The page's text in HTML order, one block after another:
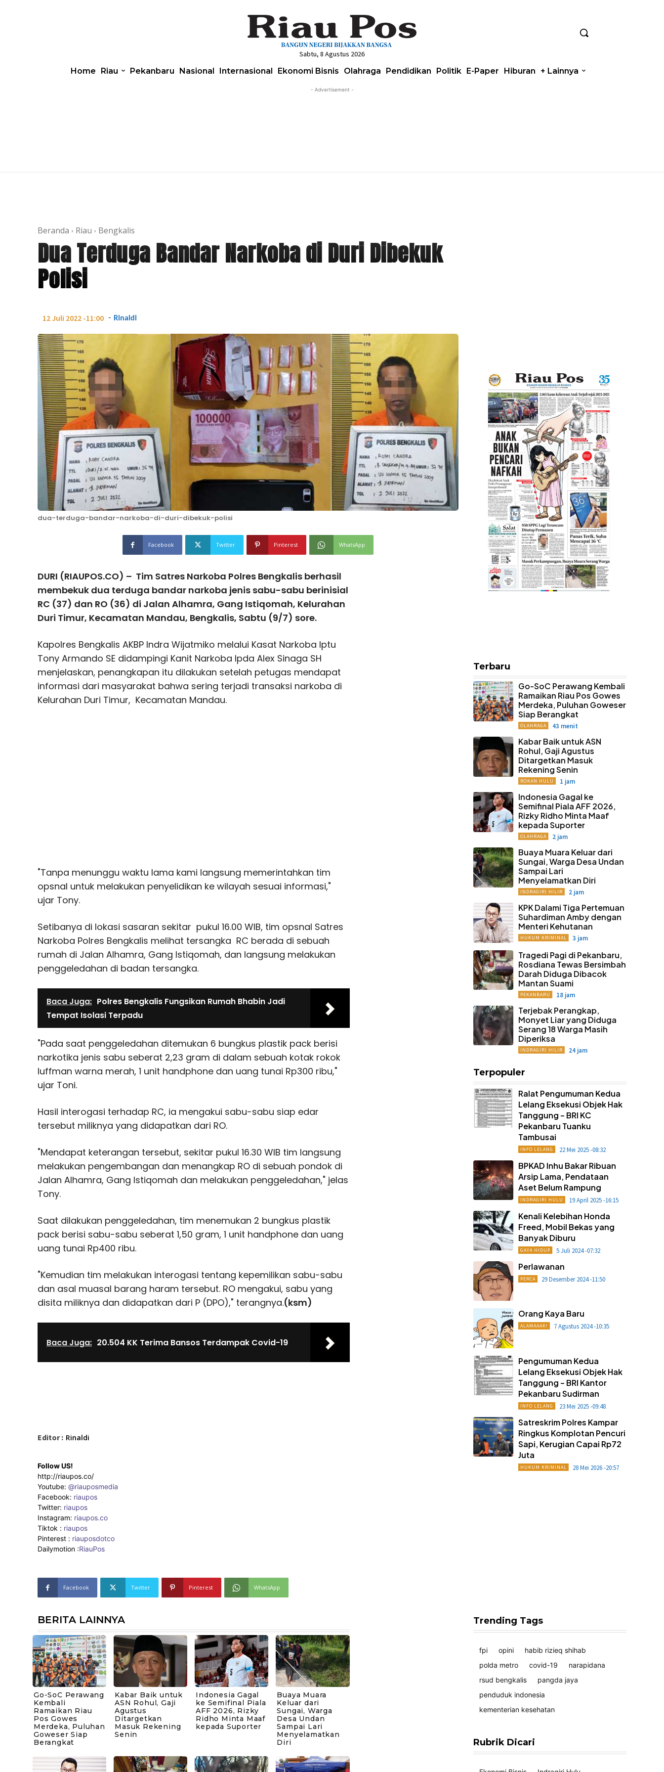
Sabtu, 8 Agustus 2026
Home Riau Pekanbaru Nasional Internasional Ekonomi Bisnis Olahraga Pendidikan Politik E-Paper Hiburan + Lainnya
- Advertisement -
Beranda Riau Bengkalis
Dua Terduga Bandar Narkoba di Duri Dibekuk
Polisi
12 Juli 2022 -11:00 - Rinaldi
dua-terduga-bandar-narkoba-di-duri-dibekuk-polisi
Facebook Twitter Pinterest WhatsApp
DURI (RIAUPOS.CO) – Tim Satres Narkoba Polres Bengkalis berhasil
membekuk dua terduga bandar narkoba jenis sabu-sabu berinisial
RC (37) dan RO (36) di Jalan Alhamra, Gang Istiqomah, Kelurahan
Duri Timur, Kecamatan Mandau, Bengkalis, Sabtu (9/7) sore.
Kapolres Bengkalis AKBP Indra Wijatmiko melalui Kasat Narkoba Iptu
Tony Armando SE didampingi Kanit Narkoba Ipda Alex Sinaga SH
menjelaskan, penangkapan itu dilakukan setelah petugas mendapat
informasi dari masyarakat bahwa sering terjadi transaksi narkoba di
Kelurahan Duri Timur, Kecamatan Mandau.
"Tanpa menunggu waktu lama kami langsung memerintahkan tim
opsnal untuk melakukan penyelidikan ke wilayah sesuai informasi,"
ujar Tony.
Setibanya di lokasi sasaran sekitar pukul 16.00 WIB, tim opsnal Satres
Narkoba Polres Bengkalis melihat tersangka RC berada di sebuah
rumah di Jalan Alhamra, Gang Istiqomah, dan langsung melakukan
penggeledahan di badan tersangka.
Baca Juga: Polres Bengkalis Fungsikan Rumah Bhabin Jadi
Tempat Isolasi Terpadu
"Pada saat penggeledahan ditemukan 6 bungkus plastik pack berisi
narkotika jenis sabu seberat 2,23 gram di dalam sebuah kotak rokok
luffman warna merah, 1 unit handphone dan uang tunai Rp300 ribu,"
ujar Toni.
Hasil interogasi terhadap RC, ia mengakui sabu-sabu siap edar
tersebut miliknya yang didapatkan dari RO.
"Mendapat keterangan tersebut, sekitar pukul 16.30 WIB tim langsung
melakukan pengembangan dan menangkap RO di sebuah pondok di
Jalan Alhamra, Gang Istiqomah dan melakukan penggeledahan," jelas
Tony.
Saat dilakukan penggeledahan, tim menemukan 2 bungkus plastik
pack berisi sabu-sabu seberat 1,50 gram, 1 unit handphone dan uang
uang tunai Rp400 ribu.
"Kemudian tim melakukan interogasi tentang kepemilikan sabu-sabu
dan asal muasal barang haram tersebut. RO mengakui, sabu yang
disita miliknya dan didapatkan dari P (DPO)," terangnya.(ksm)
Baca Juga: 20.504 KK Terima Bansos Terdampak Covid-19
Editor : Rinaldi
Follow US!
http://riaupos.co/
Youtube: @riauposmedia
Facebook: riaupos
Twitter: riaupos
Instagram: riaupos.co
Tiktok : riaupos
Pinterest : riauposdotco
Dailymotion :RiauPos
Facebook Twitter Pinterest WhatsApp
BERITA LAINNYA
Go-SoC Perawang
Kembali
Ramaikan Riau
Pos Gowes
Merdeka, Puluhan
Goweser Siap
Berangkat
Kabar Baik untuk
ASN Rohul, Gaji
Agustus
Ditargetkan
Masuk Rekening
Senin
Indonesia Gagal
ke Semifinal Piala
AFF 2026, Rizky
Ridho Minta Maaf
kepada Suporter
Buaya Muara
Keluar dari
Sungai, Warga
Desa Undan
Sampai Lari
Menyelamatkan
Diri
Terbaru
Go-SoC Perawang Kembali
Ramaikan Riau Pos Gowes
Merdeka, Puluhan Goweser
Siap Berangkat
OLAHRAGA 43 menit
Kabar Baik untuk ASN
Rohul, Gaji Agustus
Ditargetkan Masuk
Rekening Senin
ROKAN HULU 1 jam
Indonesia Gagal ke
Semifinal Piala AFF 2026,
Rizky Ridho Minta Maaf
kepada Suporter
OLAHRAGA 2 jam
Buaya Muara Keluar dari
Sungai, Warga Desa Undan
Sampai Lari
Menyelamatkan Diri
INDRAGIRI HILIR 2 jam
KPK Dalami Tiga Pertemuan
Suhardiman Amby dengan
Menteri Kehutanan
HUKUM KRIMINAL 3 jam
Tragedi Pagi di Pekanbaru,
Rosdiana Tewas Bersimbah
Darah Diduga Dibacok
Mantan Suami
PEKANBARU 18 jam
Terjebak Perangkap,
Monyet Liar yang Diduga
Serang 18 Warga Masih
Diperiksa
INDRAGIRI HILIR 24 jam
Terpopuler
Ralat Pengumuman Kedua
Lelang Eksekusi Objek Hak
Tanggung – BRI KC
Pekanbaru Tuanku
Tambusai
INFO LELANG 22 Mei 2025 -08:32
BPKAD Inhu Bakar Ribuan
Arsip Lama, Pendataan
Aset Belum Rampung
INDRAGIRI HULU 19 April 2025 -16:15
Kenali Kelebihan Honda
Freed, Mobil Bekas yang
Banyak Diburu
GAYA HIDUP 5 Juli 2024 -07:32
Perlawanan
PERCA 29 Desember 2024 -11:50
Orang Kaya Baru
ALAMAAAK! 7 Agustus 2024 -10:35
Pengumuman Kedua
Lelang Eksekusi Objek Hak
Tanggung – BRI Kantor
Pekanbaru Sudirman
INFO LELANG 23 Mei 2025 -09:48
Satreskrim Polres Kampar
Ringkus Komplotan Pencuri
Sapi, Kerugian Capai Rp72
Juta
HUKUM KRIMINAL 28 Mei 2026 -20:57
Trending Tags
fpi opini
habib rizieq shihab
polda metro
covid-19
narapidana
rsud bengkalis
pangda jaya
penduduk indonesia
kementerian kesehatan
Rubrik Dicari